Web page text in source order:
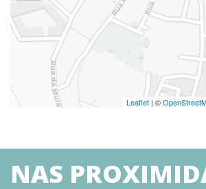
Leaflet | ©
NAS